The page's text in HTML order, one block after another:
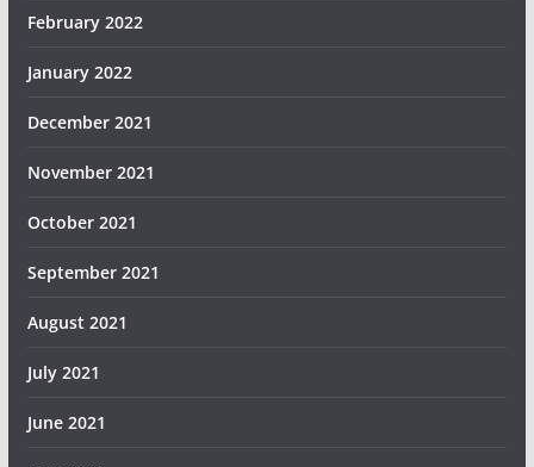
February 2022
January 2022
December 2021
November 2021
October 2021
September 2021
August 2021
July 2021
June 2021